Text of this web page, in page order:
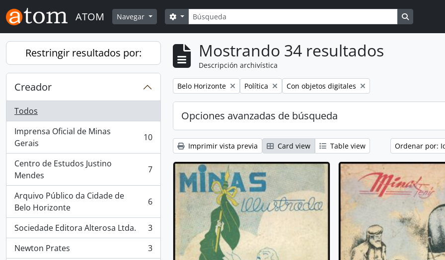
Skip to main content
ATOM Navegar Búsqueda
Search options
Restringir resultados por:
Creador
Todos
Imprensa Oficial de Minas
Gerais
, 10 resultados 10
Centro de Estudos Justino
Mendes
, 7 resultados 7
Arquivo Público da Cidade de
Belo Horizonte
, 6 resultados 6
Sociedade Editora Alterosa Ltda.
, 3 resultados
3
Newton Prates
, 3 resultados
3
Mostrando 34 resultados
Descripción archivística
Remove filter:
Belo Horizonte Remove filter:
Política Remove filter:
Con objetos digitales
Opciones avanzadas de búsqueda
Imprimir vista previa Card view Table view Ordenar por: